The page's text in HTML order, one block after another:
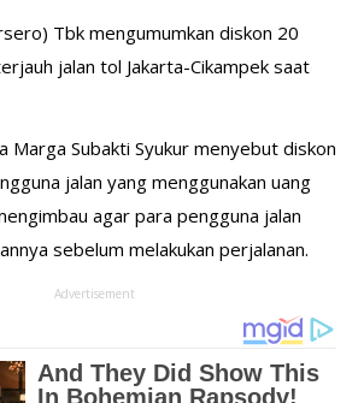
Tbk mengumumkan diskon 20
jalan tol Jakarta-Cikampek saat
Marga Subakti Syukur menyebut diskon
jalan yang menggunakan uang
agar para pengguna jalan
sebelum melakukan perjalanan.
Advertisement